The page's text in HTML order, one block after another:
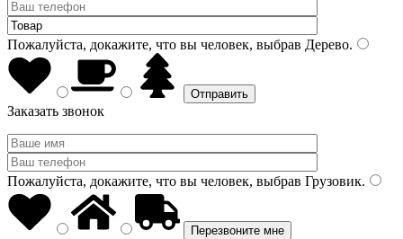
Пожалуйста, докажите, что вы человек, выбрав Дерево.
Заказать звонок
Пожалуйста, докажите, что вы человек, выбрав Грузовик.